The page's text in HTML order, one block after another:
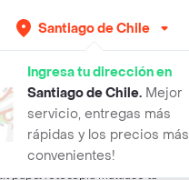
Santiago de Chile
Ingresa tu dirección en
Santiago de Chile. Mejor
servicio, entregas más
rápidas y los precios más
convenientes!
Papeles ,Equalit,Artel,
papel fotocopia multiuso ta